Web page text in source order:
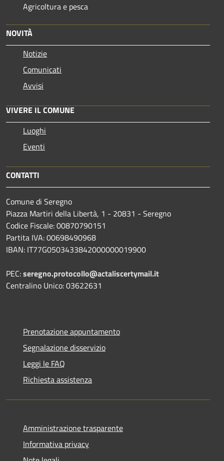
Agricoltura e pesca
NOVITÀ
Notizie
Comunicati
Avvisi
VIVERE IL COMUNE
Luoghi
Eventi
CONTATTI
Comune di Seregno
Piazza Martiri della Libertà, 1 - 20831 - Seregno
Codice Fiscale: 00870790151
Partita IVA: 00698490968
IBAN: IT77G0503433842000000019900
PEC:seregno.protocollo@actaliscertymail.it
Centralino Unico: 03622631
Prenotazione appuntamento
Segnalazione disservizio
Leggi le FAQ
Richiesta assistenza
Amministrazione trasparente
Informativa privacy